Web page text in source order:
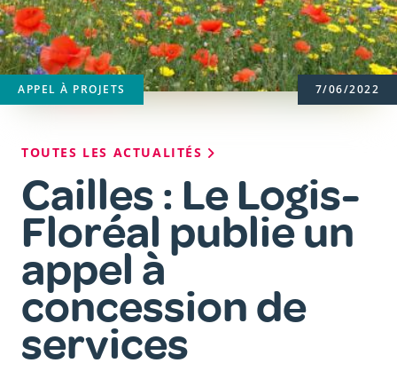
Fil
d'Ariane
TOUTES LES ACTUALITÉS
Cailles : Le Logis-
Floréal publie un
appel à
concession de
services
APPEL À PROJETS 7/06/2022